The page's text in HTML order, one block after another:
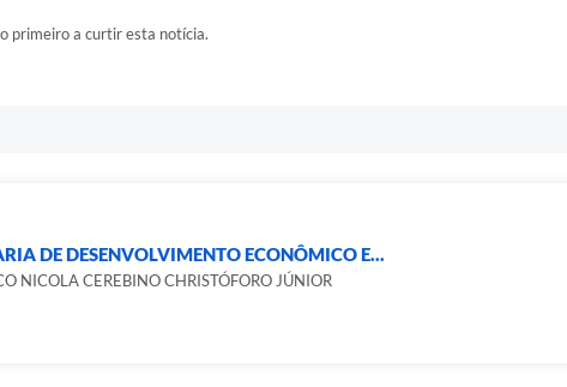
primeiro a curtir esta notícia.
DE DESENVOLVIMENTO ECONÔMICO E...
NICOLA CEREBINO CHRISTÓFORO JÚNIOR